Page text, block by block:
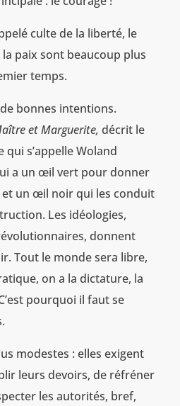
culte de la liberté, le
paix sont beaucoup plus
temps.
bonnes intentions.
et Marguerite, décrit le
s’appelle Woland
a un œil vert pour donner
et un œil noir qui les conduit
Les idéologies,
donnent
Tout le monde sera libre,
on a la dictature, la
pourquoi il faut se
modestes : elles exigent
leurs devoirs, de réfréner
les autorités, bref,